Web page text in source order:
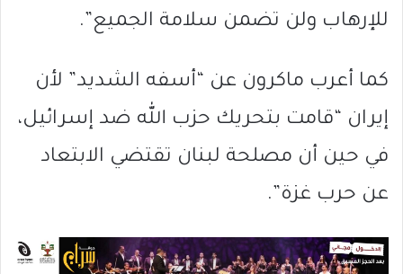
للإرهاب ولن تضمن سلامة الجميع”.
كما أعرب ماكرون عن “أسفه الشديد” لأن
إيران “قامت بتحريك حزب الله ضد إسرائيل،
في حين أن مصلحة لبنان تقتضي الابتعاد
عن حرب غزة”.